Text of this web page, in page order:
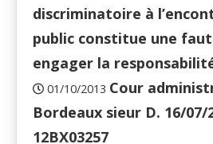
discriminatoire à
public constitue une
engager la
01/10/2013 Cour
Bordeaux sieur D. 16/07/
12BX03257